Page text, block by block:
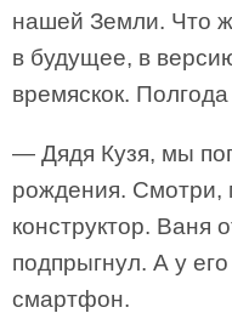
нашей Земли. Что
в будущее, в
времяскок. Полгода
— Дядя Кузя, мы
рождения. Смотри,
конструктор. Ваня
подпрыгнул. А у
смартфон.